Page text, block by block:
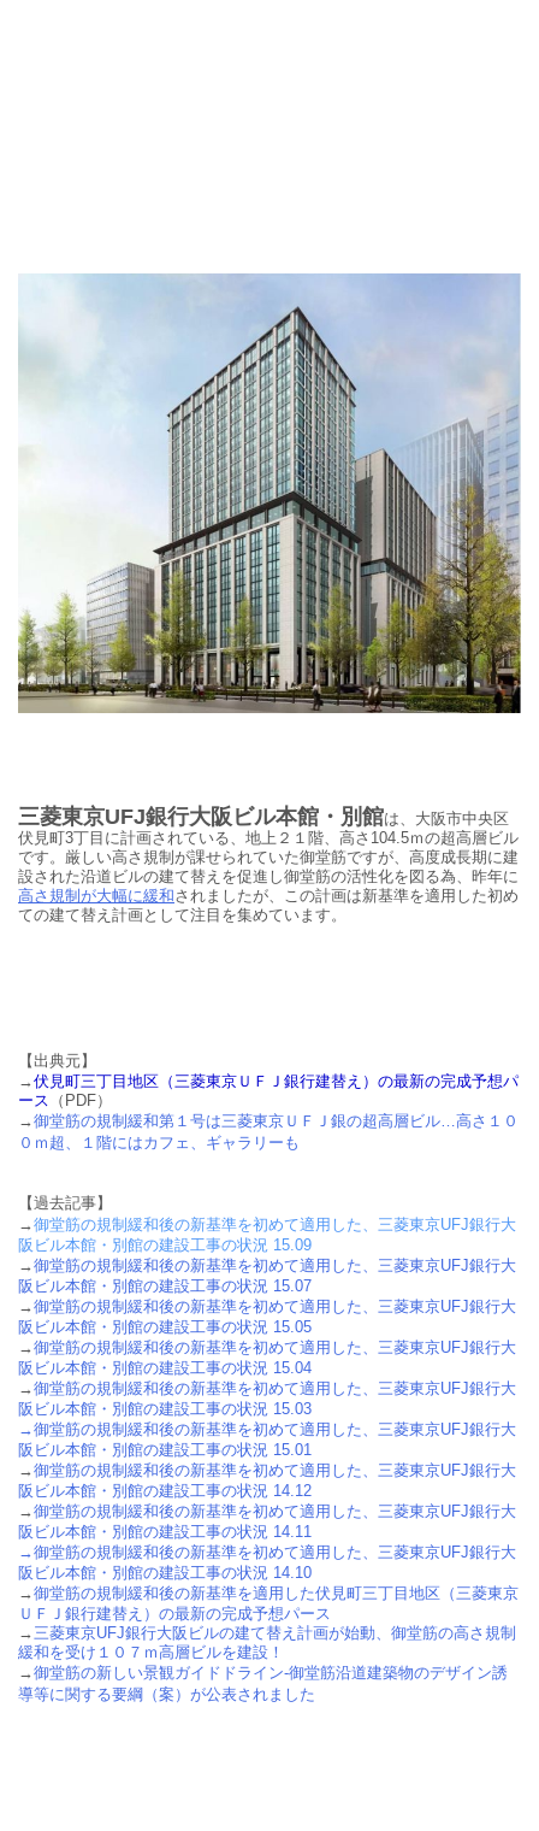
三菱東京UFJ銀行大阪ビル本館・別館は、大阪市中央区
伏見町3丁目に計画されている、 地上２１階、高さ104.5ｍの超高層ビル
です。厳しい高さ規制が課せられていた御堂筋ですが、高度成長期に建
設された沿道ビルの建て替えを促進し御堂筋の活性化を図る為、昨年に
高さ規制が大幅に緩和されましたが、この計画は新基準を適用した初め
ての建て替え計画として注目を集めています。
【出典元】
→伏見町三丁目地区（三菱東京ＵＦＪ銀行建替え）の最新の完成予想パ
ース （PDF）
→御堂筋の規制緩和第１号は三菱東京ＵＦＪ銀の超高層ビル…高さ１０
０ｍ超、１階にはカフェ、ギャラリーも
【過去記事】
→御堂筋の規制緩和後の新基準を初めて適用した、三菱東京UFJ銀行大
阪ビル本館・別館の建設工事の状況 15.09
→御堂筋の規制緩和後の新基準を初めて適用した、三菱東京UFJ銀行大
阪ビル本館・別館の建設工事の状況 15.07
→御堂筋の規制緩和後の新基準を初めて適用した、三菱東京UFJ銀行大
阪ビル本館・別館の建設工事の状況 15.05
→御堂筋の規制緩和後の新基準を初めて適用した、三菱東京UFJ銀行大
阪ビル本館・別館の建設工事の状況 15.04
→御堂筋の規制緩和後の新基準を初めて適用した、三菱東京UFJ銀行大
阪ビル本館・別館の建設工事の状況 15.03
→御堂筋の規制緩和後の新基準を初めて適用した、三菱東京UFJ銀行大
阪ビル本館・別館の建設工事の状況 15.01
→御堂筋の規制緩和後の新基準を初めて適用した、三菱東京UFJ銀行大
阪ビル本館・別館の建設工事の状況 14.12
→御堂筋の規制緩和後の新基準を初めて適用した、三菱東京UFJ銀行大
阪ビル本館・別館の建設工事の状況 14.11
→御堂筋の規制緩和後の新基準を初めて適用した、三菱東京UFJ銀行大
阪ビル本館・別館の建設工事の状況 14.10
→御堂筋の規制緩和後の新基準を適用した伏見町三丁目地区（三菱東京
ＵＦＪ銀行建替え）の最新の完成予想パース
→三菱東京UFJ銀行大阪ビルの建て替え計画が始動、御堂筋の高さ規制
緩和を受け１０７ｍ高層ビルを建設！
→御堂筋の新しい景観ガイドドライン-御堂筋沿道建築物のデザイン誘
導等に関する要綱（案）が公表されました